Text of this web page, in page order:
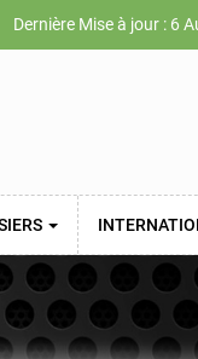
Dernière Mise à jour : 6